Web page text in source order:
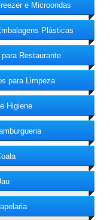
e Microondas
Plásticas
Restaurante
para Limpeza
Higiene